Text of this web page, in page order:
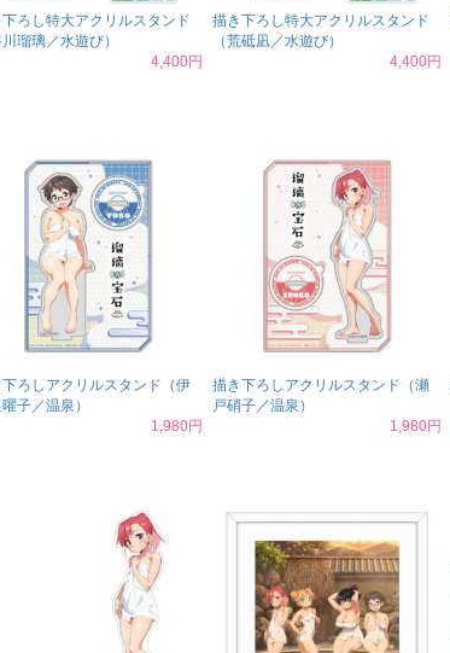
ろし特大アクリルスタンド
川瑠璃／水遊び）
4,400円
描き下ろし特大アクリルスタンド
（荒砥凪／水遊び）
4,400円
ろしアクリルスタンド（伊
子／温泉）
1,980円
描き下ろしアクリルスタンド（瀬
戸硝子／温泉）
1,980円